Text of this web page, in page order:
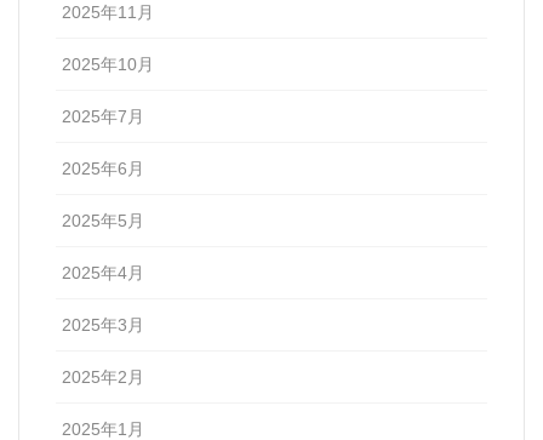
2025年11月
2025年10月
2025年7月
2025年6月
2025年5月
2025年4月
2025年3月
2025年2月
2025年1月